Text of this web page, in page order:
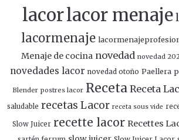
lacorlacor menaje
lacormenaje
Menaje de cocina novedad novedad
novedades lacor novedad otoño Paellera
Blender postres lacor Receta Receta
saludable recetas Lacor receta sous vide
Slow Juicer recette lacor Recettes